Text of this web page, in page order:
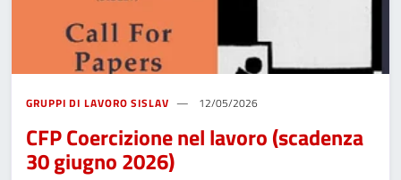
GRUPPI DI LAVORO SISLAV 12/05/2026
CFP Coercizione nel lavoro (scadenza
30 giugno 2026)